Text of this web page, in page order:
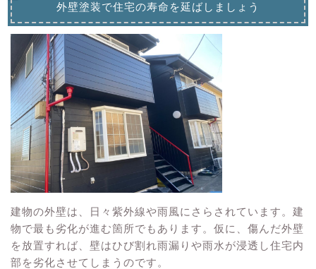
外壁塗装で住宅の寿命を延ばしましょう
建物の外壁は、日々紫外線や雨風にさらされています。建
物で最も劣化が進む箇所でもあります。仮に、傷んだ外壁
を放置すれば、壁はひび割れ雨漏りや雨水が浸透し住宅内
部を劣化させてしまうのです。